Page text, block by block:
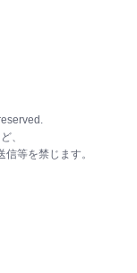
、
等を禁じます。